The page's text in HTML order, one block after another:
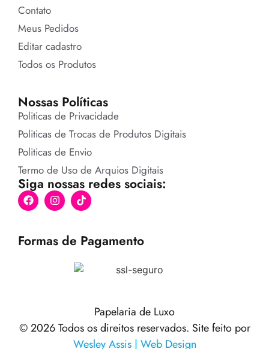
Contato
Meus Pedidos
Editar cadastro
Todos os Produtos
Nossas Políticas
Politicas de Privacidade
Politicas de Trocas de Produtos Digitais
Politicas de Envio
Termo de Uso de Arquios Digitais
Siga nossas redes sociais:
Formas de Pagamento
Papelaria de Luxo
© 2026 Todos os direitos reservados. Site feito por
Wesley Assis | Web Design